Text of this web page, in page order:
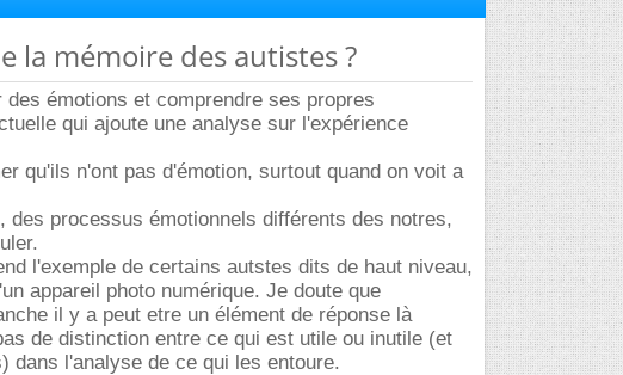
la mémoire des autistes ?
émotions et comprendre ses propres
qui ajoute une analyse sur l'expérience
qu'ils n'ont pas d'émotion, surtout quand on voit a
des processus émotionnels différents des notres,
l'exemple de certains autstes dits de haut niveau,
appareil photo numérique. Je doute que
il y a peut etre un élément de réponse là
de distinction entre ce qui est utile ou inutile (et
dans l'analyse de ce qui les entoure.